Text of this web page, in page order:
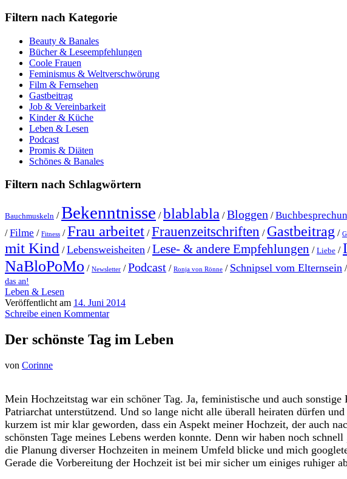
Filtern nach Kategorie
Beauty & Banales
Bücher & Leseempfehlungen
Coole Frauen
Feminismus & Weltverschwörung
Film & Fernsehen
Gastbeitrag
Job & Vereinbarkeit
Kinder & Küche
Leben & Lesen
Podcast
Promis & Diäten
Schönes & Banales
Filtern nach Schlagwörtern
Bauchmuskeln /Bekenntnisse /blablabla /Bloggen /
/Filme / Fitness /Frau arbeitet /Frauenzeitschriften / Gastbeitrag /
mit Kind /Lebensweisheiten /Lese- & andere Empfehlungen / Liebe /
NaBloPoMo / Newsletter /Podcast / Ronja von Rönne / Schnipsel vom Elternsein /
das an!
Leben & Lesen
Veröffentlicht am 14. Juni 2014
Schreibe einen Kommentar
Der schönste Tag im Leben
von Corinne
Mein Hochzeitstag war ein schöner Tag. Ja, feministische und auch
Patriarchat unterstützend. Und so lange nicht alle überall heiraten dürfen
kurzem ist mir klar geworden, dass ein Aspekt meiner Hochzeit, der auch
schönsten Tage meines Lebens werden konnte. Denn wir haben noch
die Planung diverser Hochzeiten in meinem Umfeld blicke und mich
Gerade die Vorbereitung der Hochzeit ist bei mir sicher um einiges ruhiger